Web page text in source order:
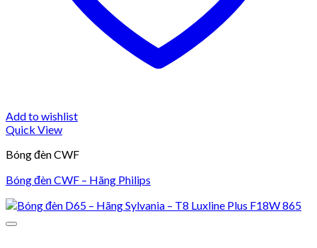
Add to wishlist
Quick View
Bóng đèn CWF
Bóng đèn CWF – Hãng Philips